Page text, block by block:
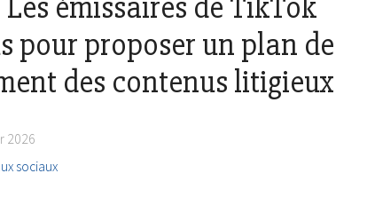
pour proposer un plan de
des contenus litigieux
2026
sociaux